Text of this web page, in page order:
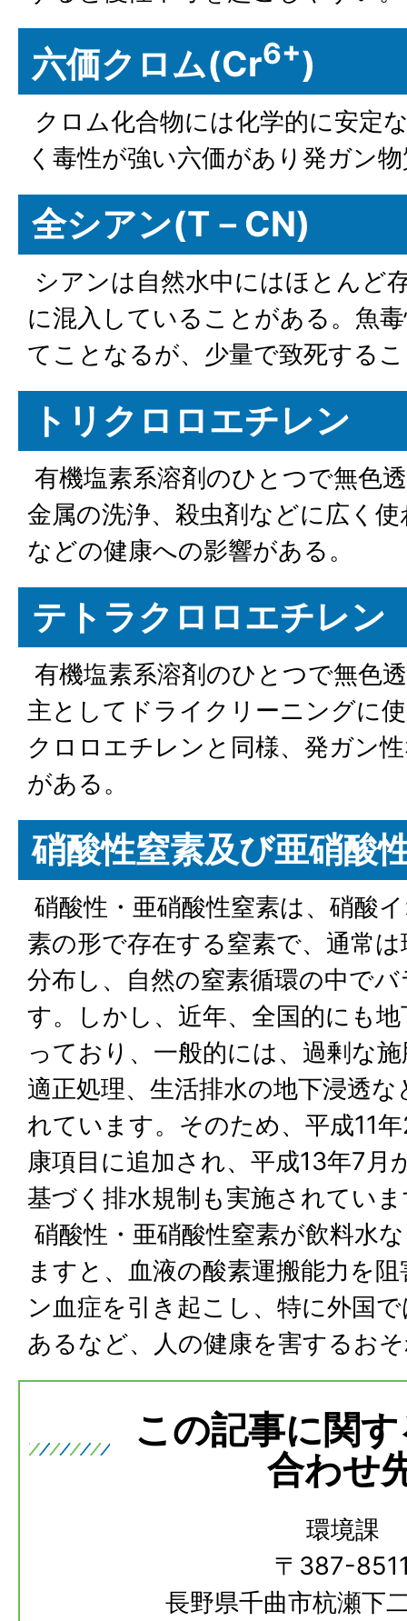
六価クロム(Cr6+)
クロム化合物には化学的に安定
く毒性が強い六価があり発ガン
全シアン(T－CN)
シアンは自然水中にはほとんど
に混入していることがある。魚
てことなるが、少量で致死する
トリクロロエチレン
有機塩素系溶剤のひとつで無色
金属の洗浄、殺虫剤などに広く
などの健康への影響がある。
テトラクロロエチレン
有機塩素系溶剤のひとつで無色
主としてドライクリーニングに
クロロエチレンと同様、発ガン
がある。
硝酸性窒素及び亜硝酸
硝酸性・亜硝酸性窒素は、硝酸
素の形で存在する窒素で、通常
分布し、自然の窒素循環の中で
す。しかし、近年、全国的にも
っており、一般的には、過剰な
適正処理、生活排水の地下浸透
れています。そのため、平成11
康項目に追加され、平成13年7月
基づく排水規制も実施されてい
硝酸性・亜硝酸性窒素が飲料水
ますと、血液の酸素運搬能力を
ン血症を引き起こし、特に外国
あるなど、人の健康を害するお
この記事に関
合わせ
環境課
〒387-
長野県千曲市杭瀬下